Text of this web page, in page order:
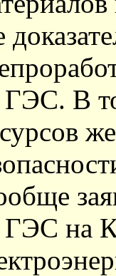
ГЭС. В
ГЭС на